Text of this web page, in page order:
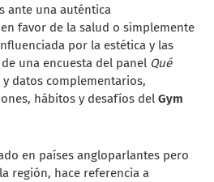
ante una auténtica
favor de la salud o simplemente
por la estética y las
una encuesta del panel Qué
datos complementarios,
hábitos y desafíos delGym
en países angloparlantes pero
región, hace referencia a